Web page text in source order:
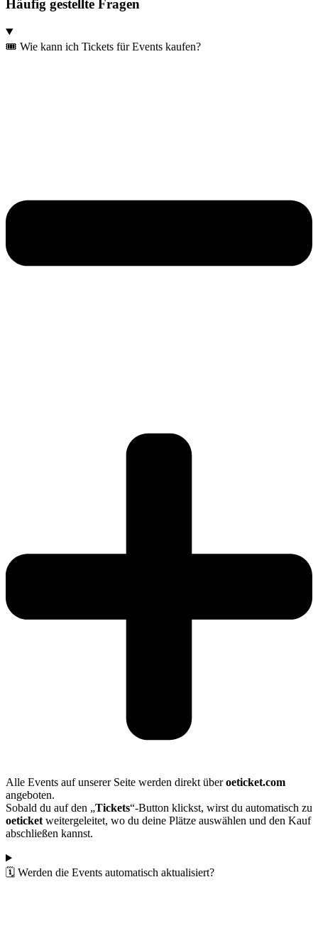
Häufig gestellte Fragen
🎟️ Wie kann ich Tickets für Events kaufen?
Alle Events auf unserer Seite werden direkt überoeticket.com
angeboten.
Sobald du auf den „Tickets“-Button klickst, wirst du automatisch zu
oeticketweitergeleitet, wo du deine Plätze auswählen und den Kauf
abschließen kannst.
🗓️ Werden die Events automatisch aktualisiert?